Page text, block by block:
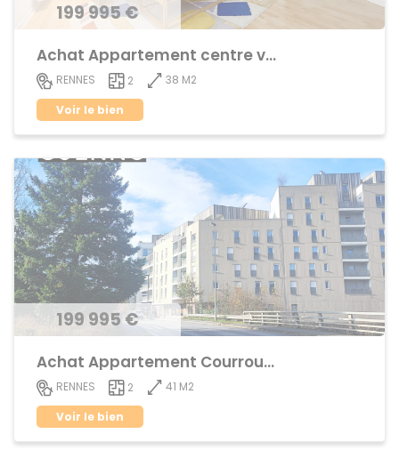
199 995 €
Achat Appartement centre ville
RENNES 2
38 M2
Voir le bien
199 995 €
Achat Appartement Courrouze
RENNES 2
41 M2
Voir le bien